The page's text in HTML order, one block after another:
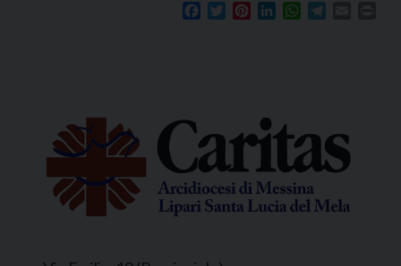
Facebook
TwitterPinterestLinkedInWhatsApp